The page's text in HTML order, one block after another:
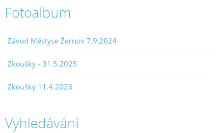
Fotoalbum
Závod Městyse Žernov 7.9.2024
Zkoušky - 31.5.2025
Zkoušky 11.4.2026
Vyhledávání